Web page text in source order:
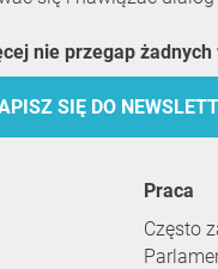
nie przegap
SIĘ DO
praca
Często